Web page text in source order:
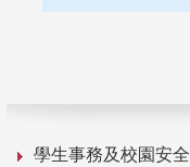
學生事務及校園安全